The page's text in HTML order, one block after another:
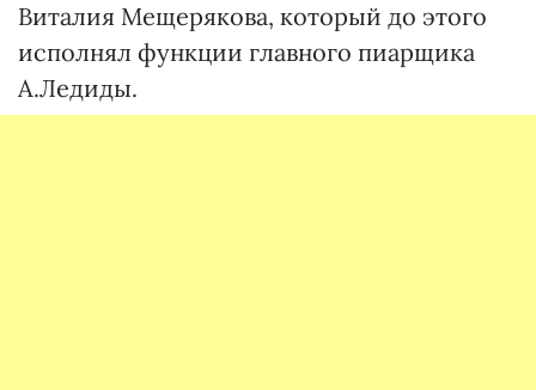
Виталия Мещерякова, который до этого
исполнял функции главного пиарщика
А.Ледиды.